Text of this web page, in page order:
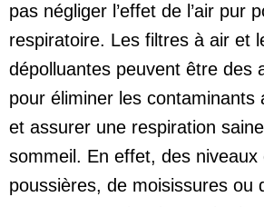
pas négliger l’effet de l’air pur
respiratoire. Les filtres à air et
dépolluantes peuvent être des
pour éliminer les contaminants
et assurer une respiration
sommeil. En effet, des niveaux
poussières, de moisissures ou